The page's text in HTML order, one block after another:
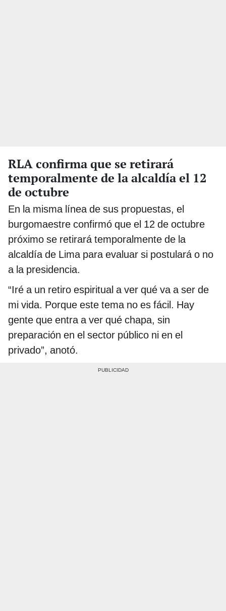
RLA confirma que se retirará
temporalmente de la alcaldía el 12
de octubre
En la misma línea de sus propuestas, el
burgomaestre confirmó que el 12 de octubre
próximo se retirará temporalmente de la
alcaldía de Lima para evaluar si postulará o no
a la presidencia.
“Iré a un retiro espiritual a ver qué va a ser de
mi vida. Porque este tema no es fácil. Hay
gente que entra a ver qué chapa, sin
preparación en el sector público ni en el
privado”, anotó.